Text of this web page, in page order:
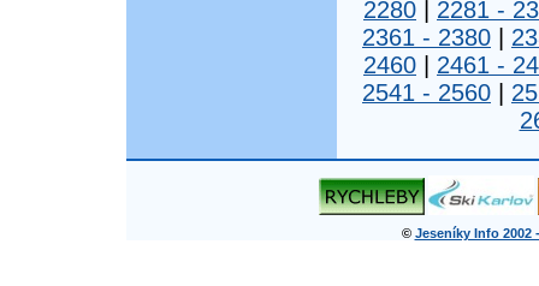
2280
2281 -
2361 - 2380
2460
2461 -
2541 - 2560
© Jeseníky Info 2002